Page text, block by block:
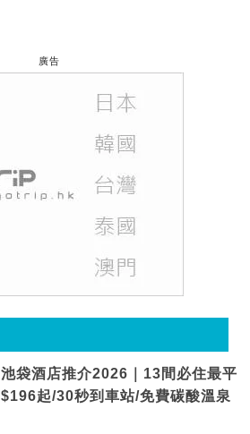
廣告
池袋酒店推介2026｜13間必住最平
$196起/30秒到車站/免費碳酸溫泉